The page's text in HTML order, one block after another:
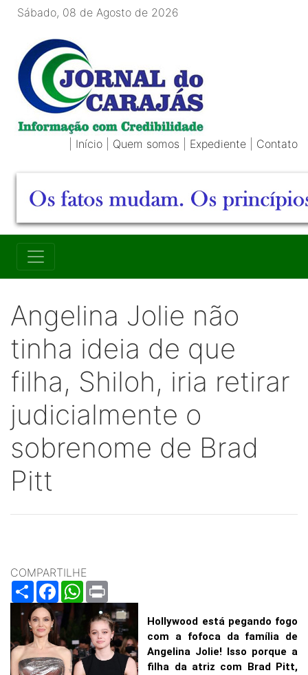
Sábado, 08 de Agosto de 2026
Início Quem somos Expediente Contato
Angelina Jolie não
tinha ideia de que
filha, Shiloh, iria retirar
judicialmente o
sobrenome de Brad
Pitt
COMPARTILHE
ShareFacebookWhatsApp
Hollywood está pegando fogo
com a fofoca da família de
Angelina Jolie! Isso porque a
filha da atriz com Brad Pitt,